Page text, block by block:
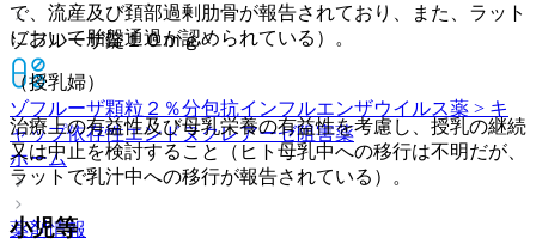
ゾフルーザ錠１０ｍｇ
ゾフルーザ顆粒２％分包抗インフルエンザウイルス薬 > キ
ャップ依存性エンドヌクレアーゼ阻害薬
ホーム
薬剤情報
で、流産及び頚部過剰肋骨が報告されており、また、ラット
において胎盤通過が認められている）。
（授乳婦）
治療上の有益性及び母乳栄養の有益性を考慮し、授乳の継続
又は中止を検討すること（ヒト母乳中への移行は不明だが、
ラットで乳汁中への移行が報告されている）。
小児等